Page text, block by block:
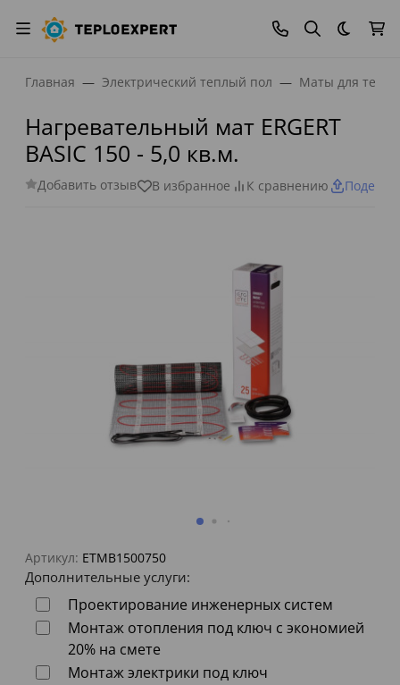
Темная
Главная Электрический теплый пол Маты для
Нагревательный мат ERGERT
BASIC 150 - 5,0 кв.м.
Добавить отзыв В избранное К сравнению
Артикул: ETMB1500750
Дополнительные услуги:
Проектирование инженерных систем
Монтаж отопления под ключ с экономией
20% на смете
Монтаж электрики под ключ